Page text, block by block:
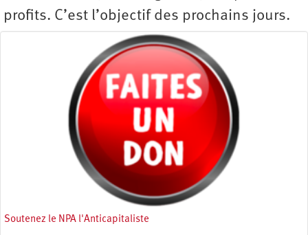
profits. C’est l’objectif des prochains jours.
Soutenez le NPA l'Anticapitaliste